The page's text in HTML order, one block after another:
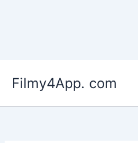
content
Filmy4App. com